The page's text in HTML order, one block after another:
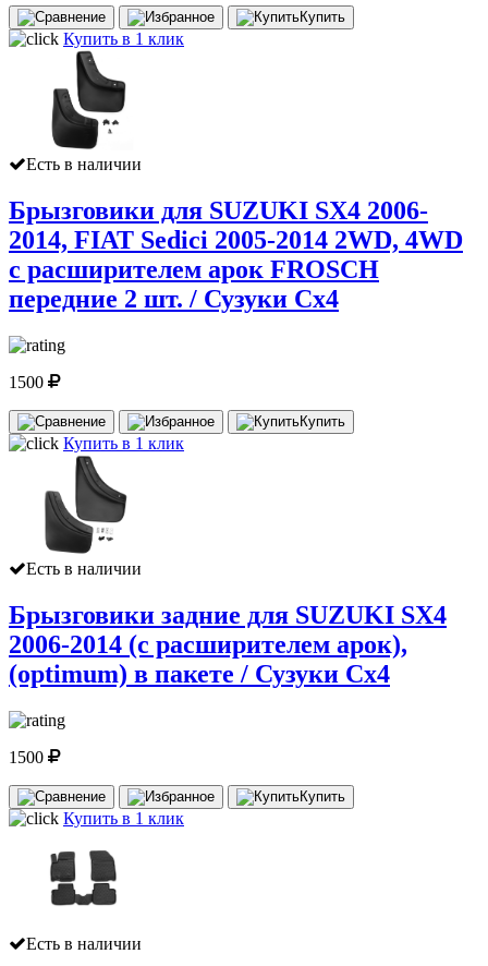
Купить
Купить в 1 клик
Есть в наличии
Брызговики для SUZUKI SX4 2006-
2014, FIAT Sedici 2005-2014 2WD, 4WD
с расширителем арок FROSCH
передние 2 шт. / Сузуки Сх4
1500
Купить
Купить в 1 клик
Есть в наличии
Брызговики задние для SUZUKI SX4
2006-2014 (с расширителем арок),
(optimum) в пакете / Сузуки Сх4
1500
Купить
Купить в 1 клик
Есть в наличии